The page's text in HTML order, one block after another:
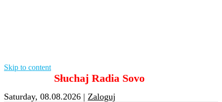
Skip to content
Słuchaj Radia Sovo
Saturday, 08.08.2026 | Zaloguj